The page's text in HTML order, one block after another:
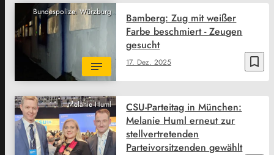
Bundespolizei Würzburg
bookmark_border
17. Dez. 2025
Bamberg: Zug mit weißer
Farbe beschmiert - Zeugen
gesucht
Melanie Huml
CSU-Parteitag in München:
Melanie Huml erneut zur
stellvertretenden
Parteivorsitzenden gewählt